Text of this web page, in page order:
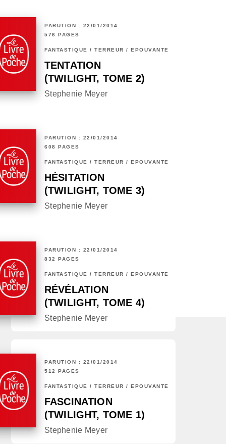
PARUTION : 22/01/2014
576 PAGES
FANTASTIQUE / TERREUR / EPOUVANTE
TENTATION
(TWILIGHT, TOME 2)
Stephenie Meyer
PARUTION : 22/01/2014
608 PAGES
FANTASTIQUE / TERREUR / EPOUVANTE
HÉSITATION
(TWILIGHT, TOME 3)
Stephenie Meyer
PARUTION : 22/01/2014
832 PAGES
FANTASTIQUE / TERREUR / EPOUVANTE
RÉVÉLATION
(TWILIGHT, TOME 4)
Stephenie Meyer
PARUTION : 22/01/2014
512 PAGES
FANTASTIQUE / TERREUR / EPOUVANTE
FASCINATION
(TWILIGHT, TOME 1)
Stephenie Meyer